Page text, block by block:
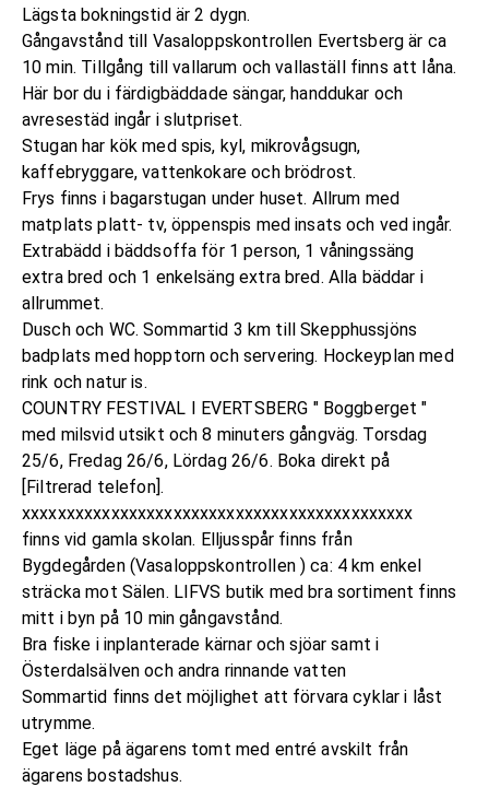
Lägsta bokningstid är 2 dygn.
Gångavstånd till Vasaloppskontrollen Evertsberg är ca
10 min. Tillgång till vallarum och vallaställ finns att låna.
Här bor du i färdigbäddade sängar, handdukar och
avresestäd ingår i slutpriset.
Stugan har kök med spis, kyl, mikrovågsugn,
kaffebryggare, vattenkokare och brödrost.
Frys finns i bagarstugan under huset. Allrum med
matplats platt- tv, öppenspis med insats och ved ingår.
Extrabädd i bäddsoffa för 1 person, 1 våningssäng
extra bred och 1 enkelsäng extra bred. Alla bäddar i
allrummet.
Dusch och WC. Sommartid 3 km till Skepphussjöns
badplats med hopptorn och servering. Hockeyplan med
rink och natur is.
COUNTRY FESTIVAL I EVERTSBERG " Boggberget "
med milsvid utsikt och 8 minuters gångväg. Torsdag
25/6, Fredag 26/6, Lördag 26/6. Boka direkt på
[Filtrerad telefon].
xxxxxxxxxxxxxxxxxxxxxxxxxxxxxxxxxxxxxxxxxxxx
finns vid gamla skolan. Elljusspår finns från
Bygdegården (Vasaloppskontrollen ) ca: 4 km enkel
sträcka mot Sälen. LIFVS butik med bra sortiment finns
mitt i byn på 10 min gångavstånd.
Bra fiske i inplanterade kärnar och sjöar samt i
Österdalsälven och andra rinnande vatten
Sommartid finns det möjlighet att förvara cyklar i låst
utrymme.
Eget läge på ägarens tomt med entré avskilt från
ägarens bostadshus.